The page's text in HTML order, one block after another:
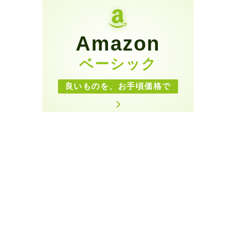
Amazon
ベーシック
良いものを、お手頃価格で